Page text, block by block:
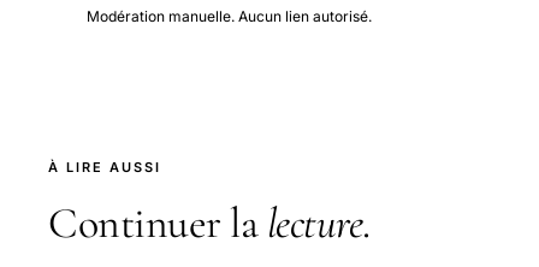
Modération manuelle. Aucun lien autorisé.
À LIRE AUSSI
Continuer la lecture.